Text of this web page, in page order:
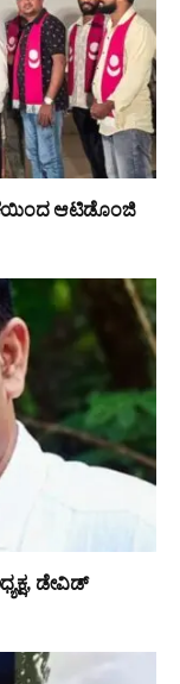
ಆಟಿಡೊಂಜಿ
ಡೇವಿಡ್